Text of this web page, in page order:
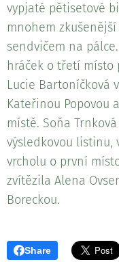
vypjaté pětisetové
mnohem
sendvičem na
hráček o třetí místo
Lucie Bartoníčková
Kateřinou Popovou
místě. Soňa
výsledkovou listinu,
vrcholu o první
zvítězila Alena
Boreckou.
Share